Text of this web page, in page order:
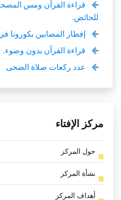
قراءة القرآن ومس
للحائض.
إفطار المصابين بكورونا
قراءة القرآن بدون وضوء.
عدد ركعات صلاة الضحى
مركز الإفتاء
حول المركز
نشأة المركز
أهداف المركز